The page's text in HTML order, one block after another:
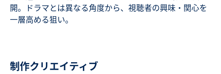
開。ドラマとは異なる角度から、視聴者の興味・関心を
一層高める狙い。
制作クリエイティブ